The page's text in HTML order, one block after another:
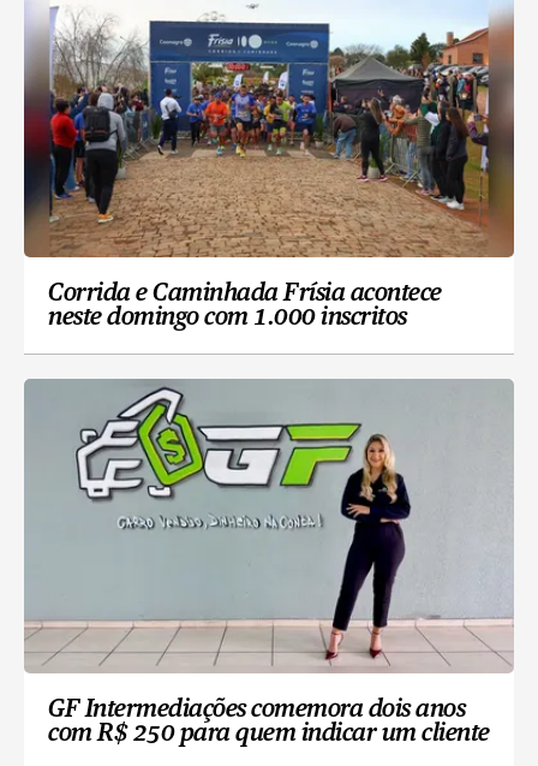
Corrida e Caminhada Frísia acontece
neste domingo com 1.000 inscritos
GF Intermediações comemora dois anos
com R$ 250 para quem indicar um cliente